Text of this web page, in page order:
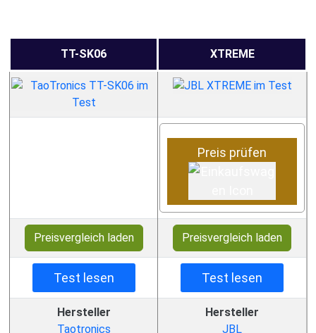
TT-SK06 XTREME
Preis prüfen
Preisvergleich laden Preisvergleich laden
Test lesen Test lesen
Hersteller
Taotronics
Hersteller
JBL